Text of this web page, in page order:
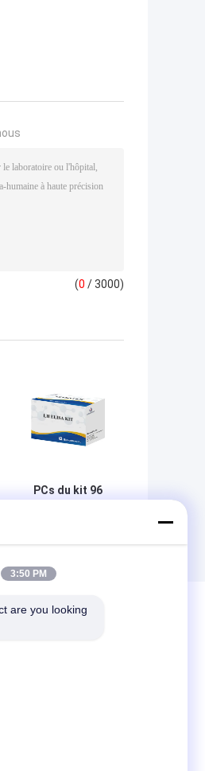
(0 / 3000)
PCs du kit 96
d'Elisa ISO13485
3:50 PM
are you looking